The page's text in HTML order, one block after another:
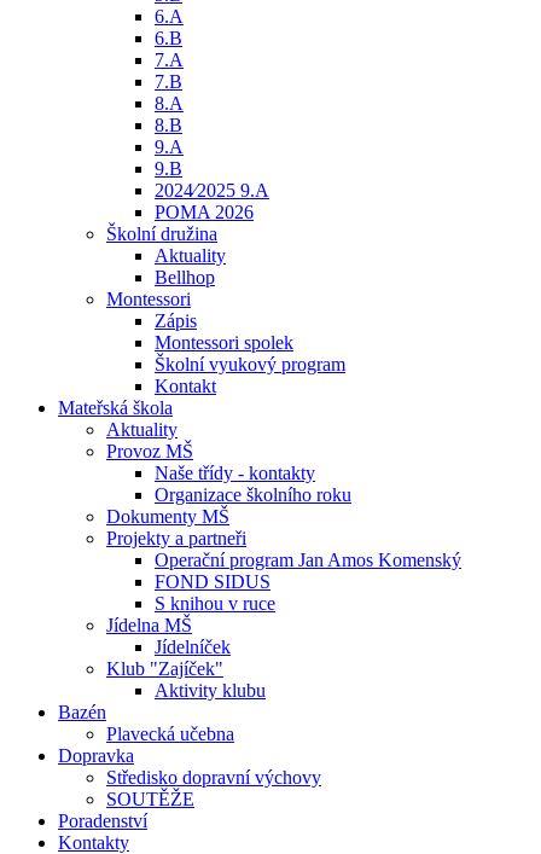
6.A
6.B
7.A
7.B
8.A
8.B
9.A
9.B
2024⁄2025 9.A
POMA 2026
Školní družina
Aktuality
Bellhop
Montessori
Zápis
Montessori spolek
Školní vyukový program
Kontakt
Mateřská škola
Aktuality
Provoz MŠ
Naše třídy - kontakty
Organizace školního roku
Dokumenty MŠ
Projekty a partneři
Operační program Jan Amos Komenský
FOND SIDUS
S knihou v ruce
Jídelna MŠ
Jídelníček
Klub "Zajíček"
Aktivity klubu
Bazén
Plavecká učebna
Dopravka
Středisko dopravní výchovy
SOUTĚŽE
Poradenství
Kontakty